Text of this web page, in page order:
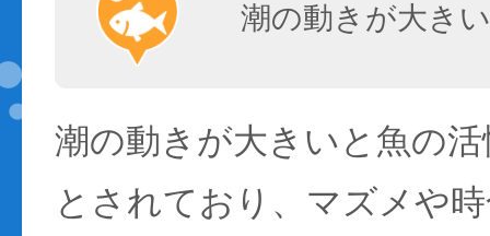
潮の動きが大き
潮の動きが大きいと魚の
とされており、マズメや